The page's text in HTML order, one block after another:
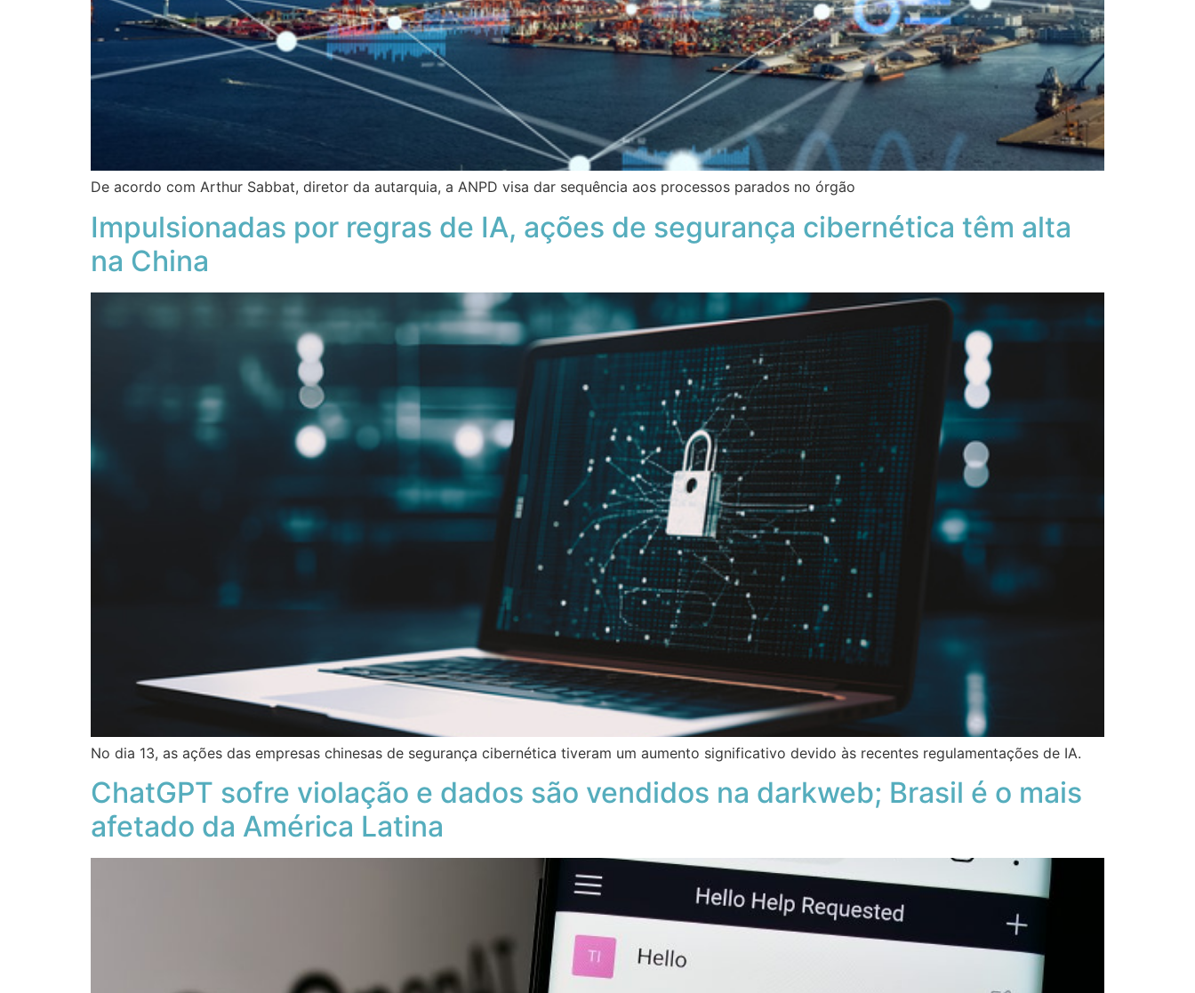
De acordo com Arthur Sabbat, diretor da autarquia, a ANPD visa dar sequência aos processos parados no órgão
Impulsionadas por regras de IA, ações de segurança cibernética têm alta
na China
No dia 13, as ações das empresas chinesas de segurança cibernética tiveram um aumento significativo devido às recentes regulamentações de IA.
ChatGPT sofre violação e dados são vendidos na darkweb; Brasil é o mais
afetado da América Latina